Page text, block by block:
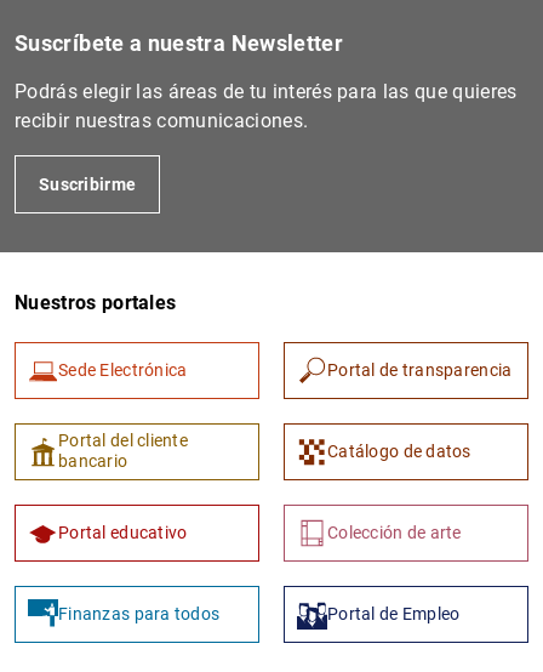
Suscríbete a nuestra Newsletter
Podrás elegir las áreas de tu interés para las que quieres
recibir nuestras comunicaciones.
Suscribirme
Nuestros portales
Sede Electrónica Portal de transparencia
Portal del cliente
bancario
Catálogo de datos
Portal educativo Colección de arte
Finanzas para todos Portal de Empleo